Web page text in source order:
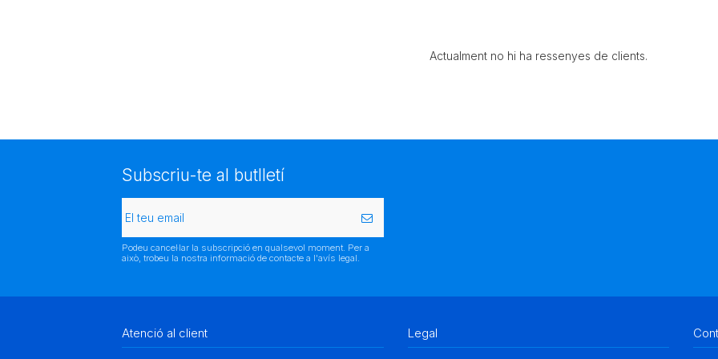
Actualment no hi ha ressenyes de clients.
Subscriu-te al butlletí
Podeu cancel·lar la subscripció en qualsevol moment. Per a
això, trobeu la nostra informació de contacte a l'avís legal.
Atenció al client Legal